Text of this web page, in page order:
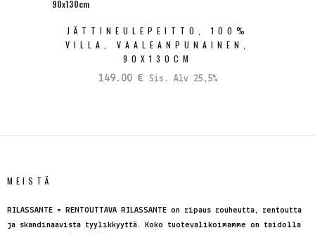
JÄTTINEULEPEITTO, 100%
VILLA, VAALEANPUNAINEN,
90X130CM
149.00 € Sis. Alv 25,5%
MEISTÄ
RILASSANTE = RENTOUTTAVA RILASSANTE on ripaus rouheutta, rentoutta
ja skandinaavista tyylikkyyttä. Koko tuotevalikoimamme on taidolla